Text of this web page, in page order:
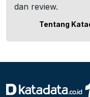
dan review.
Tentang